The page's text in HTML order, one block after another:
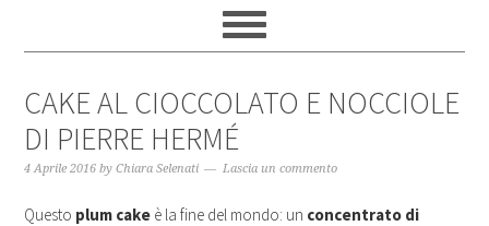
CAKE AL CIOCCOLATO E NOCCIOLE
DI PIERRE HERMÉ
4 Aprile 2016 byChiara Selenati Lascia un commento
Questo plum cake è la fine del mondo: un concentrato di